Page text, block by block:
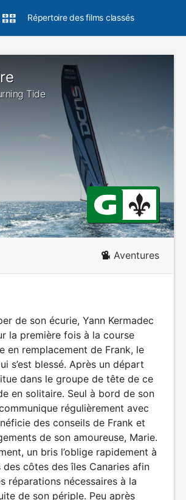
Répertoire des films classés
Tide
Aventures
de son écurie, Yann Kermadec
la première fois à la course
en remplacement de Frank, le
s’est blessé. Après un départ
dans le groupe de tête de ce
en solitaire. Seul à bord de son
régulièrement avec
des conseils de Frank et
de son amoureuse, Marie.
un bris l’oblige rapidement à
des côtes des îles Canaries afin
réparations nécessaires à la
de son périple. Peu après